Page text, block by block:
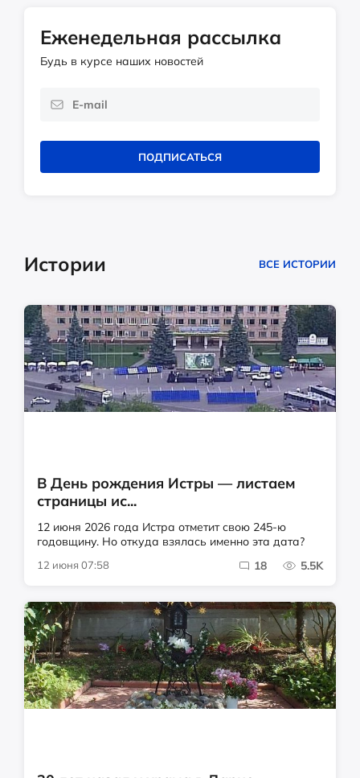
Еженедельная рассылка
Будь в курсе наших новостей
ПОДПИСАТЬСЯ
Истории ВСЕ ИСТОРИИ
В День рождения Истры — листаем
страницы ис...
12 июня 2026 года Истра отметит свою 245-ю
годовщину. Но откуда взялась именно эта дата?
12 июня 07:58 18 5.5K